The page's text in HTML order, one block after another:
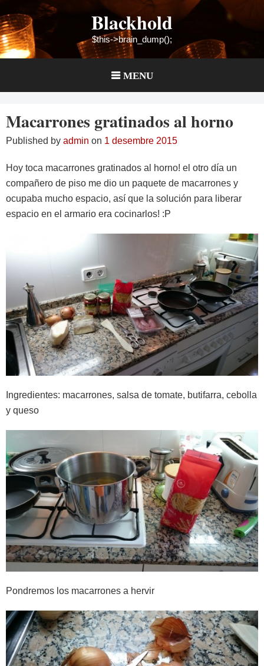
to
content
Blackhold
$this->brain_dump();
MENU
Macarrones gratinados al horno
Published by admin on 1 desembre 2015
Hoy toca macarrones gratinados al horno! el otro día un
compañero de piso me dio un paquete de macarrones y
ocupaba mucho espacio, así que la solución para liberar
espacio en el armario era cocinarlos! :P
Ingredientes: macarrones, salsa de tomate, butifarra, cebolla
y queso
Pondremos los macarrones a hervir